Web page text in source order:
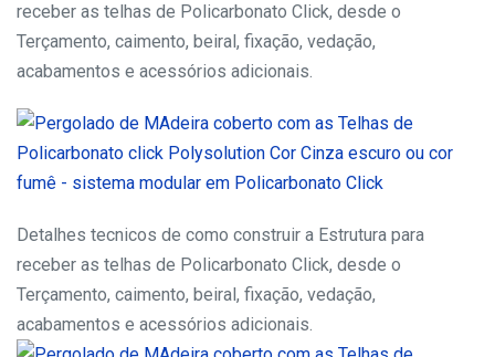
receber as telhas de Policarbonato Click, desde o
Terçamento, caimento, beiral, fixação, vedação,
acabamentos e acessórios adicionais.
Detalhes tecnicos de como construir a Estrutura para
receber as telhas de Policarbonato Click, desde o
Terçamento, caimento, beiral, fixação, vedação,
acabamentos e acessórios adicionais.